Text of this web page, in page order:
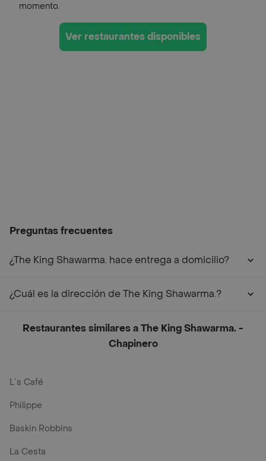
momento.
Ver restaurantes disponibles
Preguntas frecuentes
¿The King Shawarma. hace entrega a domicilio?
¿Cuál es la dirección de The King Shawarma.?
Restaurantes similares a The King Shawarma. -
Chapinero
L´s Café
Philippe
Baskin Robbins
La Cesta